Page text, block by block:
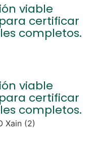
viable
certificar
completos.
viable
certificar
completos.